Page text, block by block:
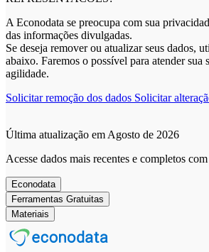
A Econodata se preocupa com sua
das informações divulgadas.
Se deseja remover ou atualizar seus dados,
abaixo. Faremos o possível para atender sua
agilidade.
Solicitar remoção dos dados Solicitar
Última atualização em Agosto de 2026
Acesse dados mais recentes e completos com
Econodata
Ferramentas Gratuitas
Materiais